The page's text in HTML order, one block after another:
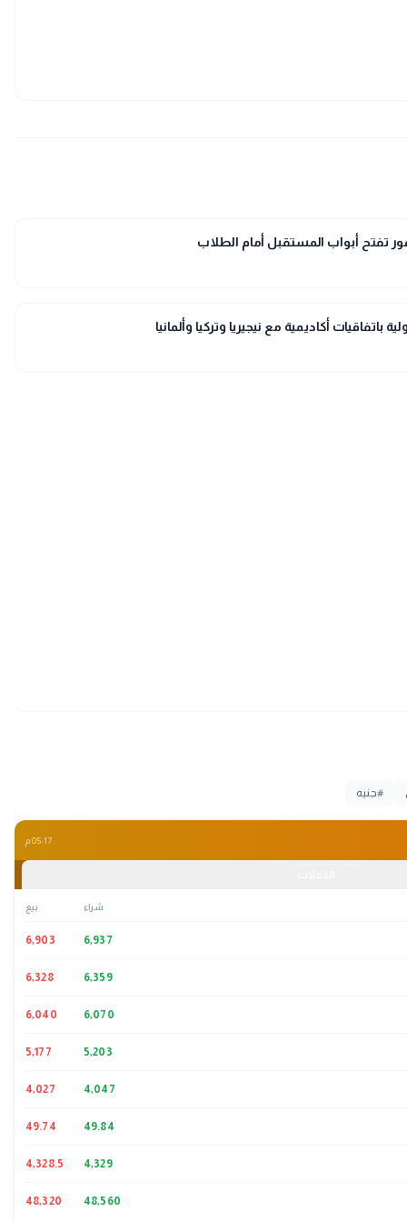
تفتح أبواب المستقبل أمام الطلاب
أكاديمية مع نيجيريا وتركيا وألمانيا
#جنيه
05:17 م
شراء بيع
6,937
6,903
6,359
6,328
6,070
6,040
5,203
5,177
4,047
4,027
49.84
49.74
4,329
4,328.5
48,560
48,320